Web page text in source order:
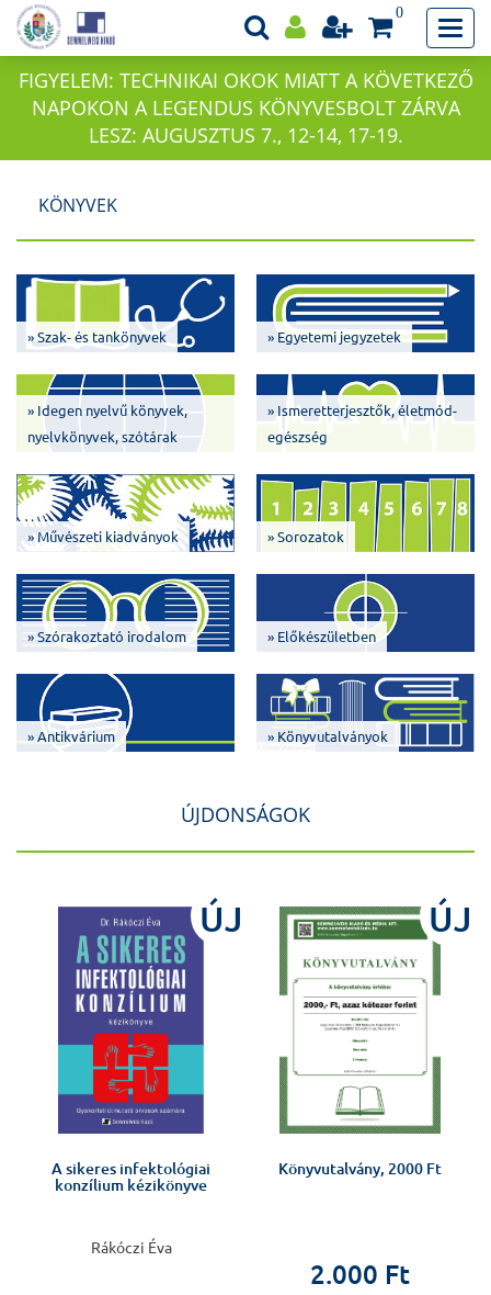
0
FIGYELEM: TECHNIKAI OKOK MIATT A KÖVETKEZŐ
NAPOKON A LEGENDUS KÖNYVESBOLT ZÁRVA
LESZ: AUGUSZTUS 7., 12-14, 17-19.
KÖNYVEK
» Szak- és tankönyvek » Egyetemi jegyzetek
» Idegen nyelvű könyvek,
nyelvkönyvek, szótárak
» Ismeretterjesztők, életmód-
egészség
» Művészeti kiadványok » Sorozatok
» Szórakoztató irodalom » Előkészületben
» Antikvárium » Könyvutalványok
ÚJDONSÁGOK
ÚJ
A sikeres infektológiai
konzílium kézikönyve
Rákóczi Éva
ÚJ
Könyvutalvány, 2000 Ft
2.000 Ft